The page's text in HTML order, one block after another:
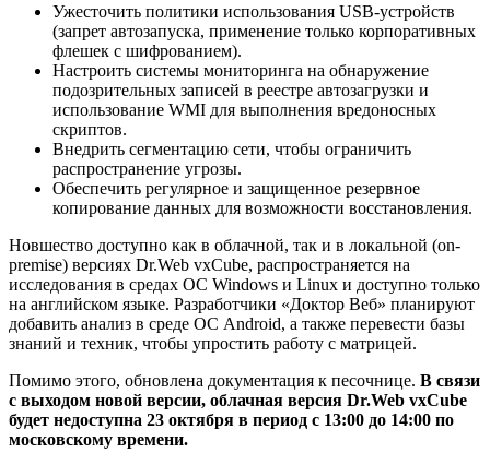
Ужесточить политики использования USB-устройств
(запрет автозапуска, применение только корпоративных
флешек с шифрованием).
Настроить системы мониторинга на обнаружение
подозрительных записей в реестре автозагрузки и
использование WMI для выполнения вредоносных
скриптов.
Внедрить сегментацию сети, чтобы ограничить
распространение угрозы.
Обеспечить регулярное и защищенное резервное
копирование данных для возможности восстановления.
Новшество доступно как в облачной, так и в локальной (on-
premise) версиях Dr.Web vxCube, распространяется на
исследования в средах ОС Windows и Linux и доступно только
на английском языке. Разработчики «Доктор Веб» планируют
добавить анализ в среде ОС Android, а также перевести базы
знаний и техник, чтобы упростить работу с матрицей.
Помимо этого, обновлена документация к песочнице. В связи
с выходом новой версии, облачная версия Dr.Web vxCube
будет недоступна 23 октября в период с 13:00 до 14:00 по
московскому времени.